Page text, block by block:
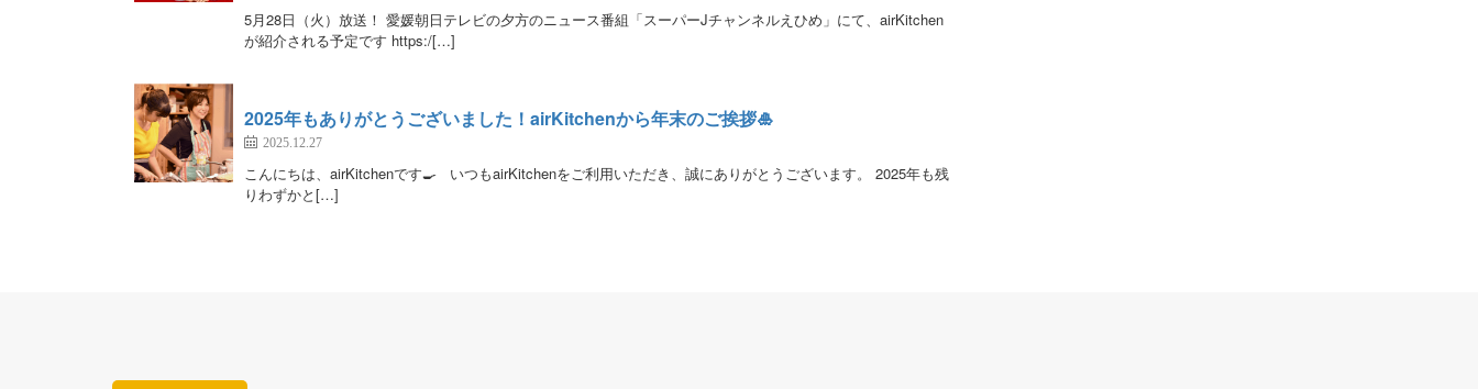
5月28日（火）放送！ 愛媛朝日テレビの夕方のニュース番組「スーパーJチャンネルえひめ」にて、airKitchen
が紹介される予定です https:/[…]
2025年もありがとうございました！airKitchenから年末のご挨拶🎍
2025.12.27
こんにちは、airKitchenです🍳 いつもairKitchenをご利用いただき、誠にありがとうございます。 2025年も残
りわずかと[…]